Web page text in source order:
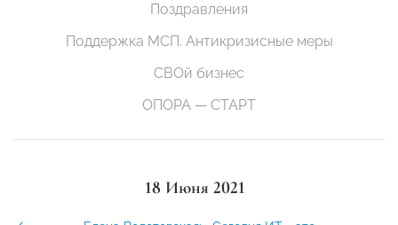
Поздравления
Поддержка МСП. Антикризисные меры
СВОй бизнес
ОПОРА — СТАРТ
18 Июня 2021